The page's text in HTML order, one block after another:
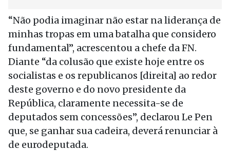
“Não podia imaginar não estar na liderança de
minhas tropas em uma batalha que considero
fundamental”, acrescentou a chefe da FN.
Diante “da colusão que existe hoje entre os
socialistas e os republicanos [direita] ao redor
deste governo e do novo presidente da
República, claramente necessita-se de
deputados sem concessões”, declarou Le Pen
que, se ganhar sua cadeira, deverá renunciar à
de eurodeputada.